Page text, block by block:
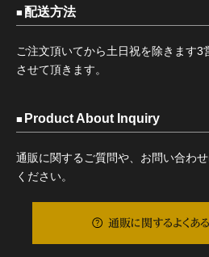
配送方法
ご注文頂いてから土日祝を除きます3
させて頂きます。
Product About Inquiry
通販に関するご質問や、お問い合わ
ください。
通販に関するよくあ